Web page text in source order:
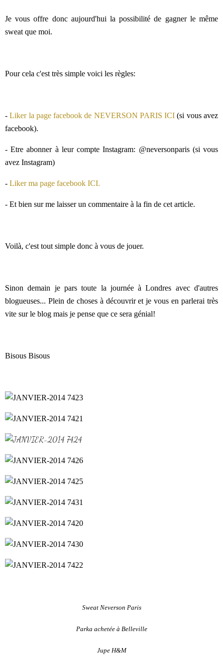
Je vous offre donc aujourd'hui la possibilité de gagner le même
sweat que moi.
Pour cela c'est très simple voici les règles:
-Liker la page facebook de NEVERSON PARIS ICI (si vous avez
facebook).
- Etre abonner à leur compte Instagram: @neversonparis (si vous
avez Instagram)
- Liker ma page facebook ICI.
- Et bien sur me laisser un commentaire à la fin de cet article.
Voilà, c'est tout simple donc à vous de jouer.
Sinon demain je pars toute la journée à Londres avec d'autres
blogueuses... Plein de choses à découvrir et je vous en parlerai très
vite sur le blog mais je pense que ce sera génial!
Bisous Bisous
Sweat Neverson Paris
Parka achetée à Belleville
Jupe H&M